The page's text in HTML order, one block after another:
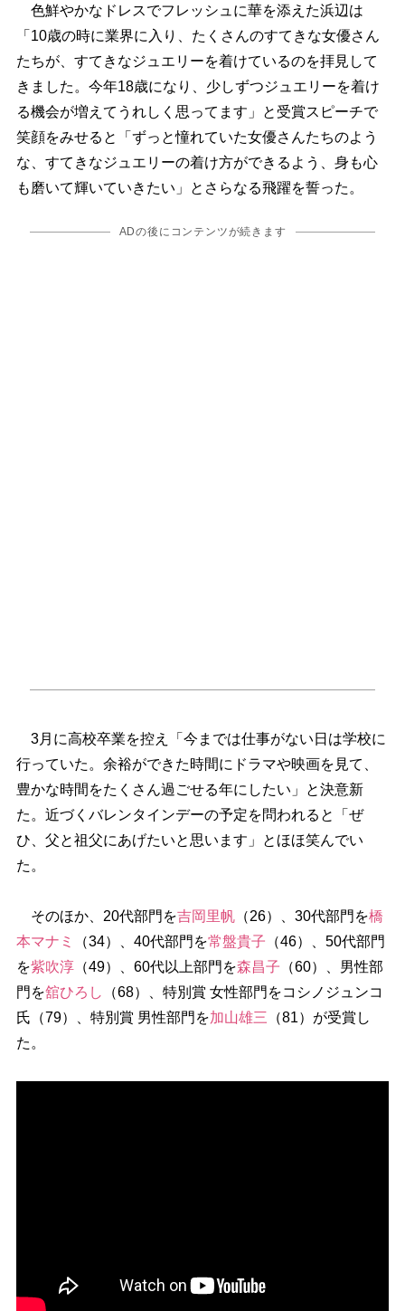
色鮮やかなドレスでフレッシュに華を添えた浜辺は
「10歳の時に業界に入り、たくさんのすてきな女優さん
たちが、すてきなジュエリーを着けているのを拝見して
きました。今年18歳になり、少しずつジュエリーを着け
る機会が増えてうれしく思ってます」と受賞スピーチで
笑顔をみせると「ずっと憧れていた女優さんたちのよう
な、すてきなジュエリーの着け方ができるよう、身も心
も磨いて輝いていきたい」とさらなる飛躍を誓った。
ADの後にコンテンツが続きます
3月に高校卒業を控え「今までは仕事がない日は学校に
行っていた。余裕ができた時間にドラマや映画を見て、
豊かな時間をたくさん過ごせる年にしたい」と決意新
た。近づくバレンタインデーの予定を問われると「ぜ
ひ、父と祖父にあげたいと思います」とほほ笑んでい
た。
そのほか、20代部門を吉岡里帆（26）、30代部門を橋
本マナミ
（34）、40代部門を常盤貴子 （46）、50代部門
を紫吹淳（49）、60代以上部門を森昌子 （60）、男性部
門を舘ひろし
（68）、特別賞 女性部門をコシノジュンコ
氏（79）、特別賞 男性部門を加山雄三 （81）が受賞し
た。